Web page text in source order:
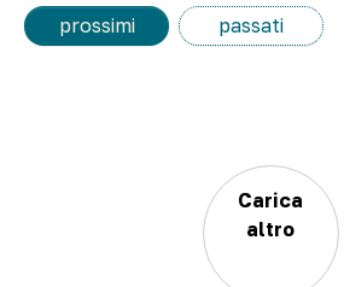
prossimi passati
Carica
altro